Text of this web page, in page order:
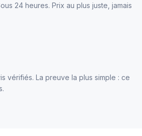
24 heures. Prix au plus juste, jamais
vérifiés. La preuve la plus simple : ce